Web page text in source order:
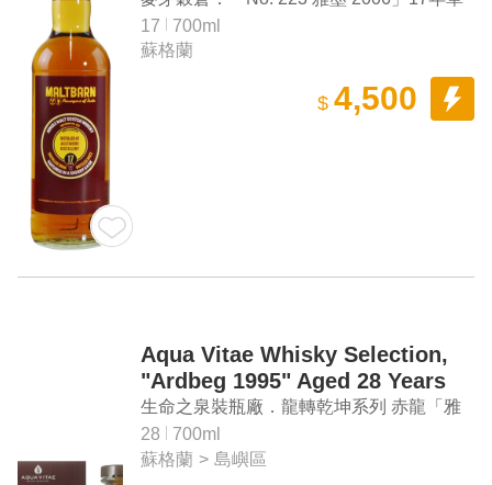
一麥芽蘇格蘭威士忌
17
700ml
蘇格蘭
$ 4,500
Aqua Vitae Whisky Selection,
"Ardbeg 1995" Aged 28 Years
Single Malt Scotch Whisky
生命之泉裝瓶廠．龍轉乾坤系列 赤龍「雅
柏 1995」28年單一麥芽蘇格蘭威士忌
28
700ml
蘇格蘭 > 島嶼區